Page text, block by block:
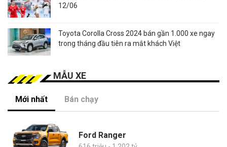
12/06
Toyota Corolla Cross 2024 bán gần 1.000 xe ngay
trong tháng đầu tiên ra mắt khách Việt
MẪU XE
Mới nhất Bán chạy
Ford Ranger